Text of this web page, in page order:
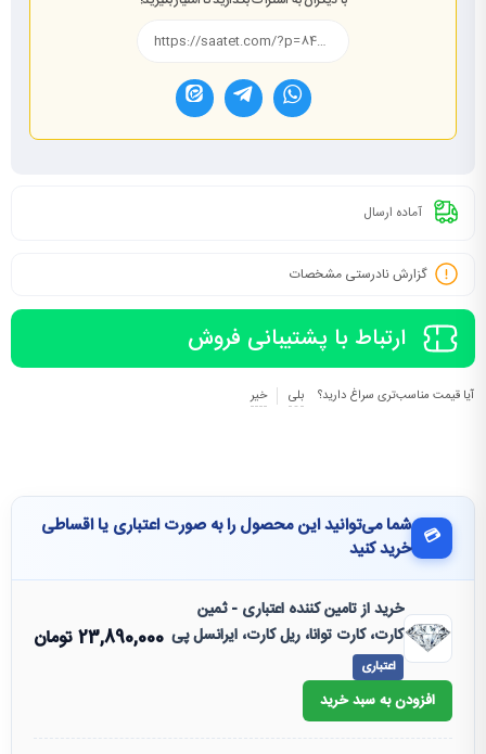
آماده ارسال
گزارش نادرستی مشخصات
ارتباط با پشتیبانی فروش
آیا قیمت مناسب‌تری سراغ دارید؟ بلی خیر
💳 شما می‌توانید این محصول را به صورت اعتباری یا اقساطی
خرید کنید
خرید از تامین کننده اعتباری - ثمین
کارت، کارت توانا، ریل کارت، ایرانسل پی
اعتباری
23,890,000تومان
افزودن به سبد خرید